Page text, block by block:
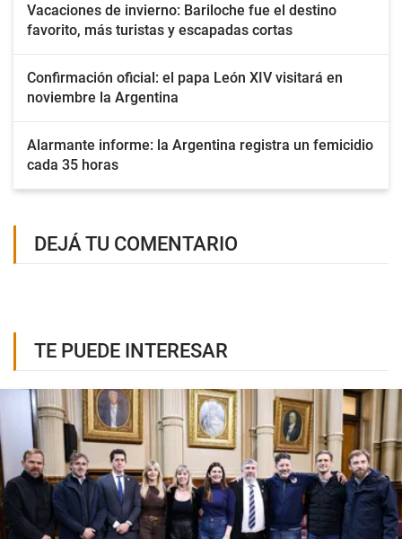
Vacaciones de invierno: Bariloche fue el destino
favorito, más turistas y escapadas cortas
Confirmación oficial: el papa León XIV visitará en
noviembre la Argentina
Alarmante informe: la Argentina registra un femicidio
cada 35 horas
DEJÁ TU COMENTARIO
TE PUEDE INTERESAR